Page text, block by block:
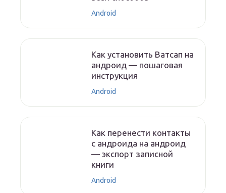
Android
Как установить Ватсап на
андроид — пошаговая
инструкция
Android
Как перенести контакты
с андроида на андроид
— экспорт записной
книги
Android